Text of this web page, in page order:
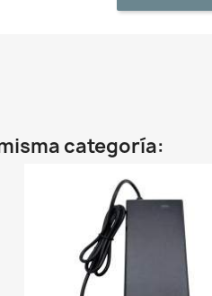
categoría: